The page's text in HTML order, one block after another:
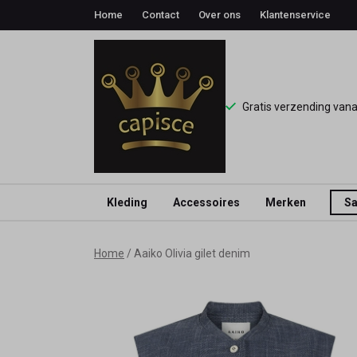
Home Contact Over ons Klantenservice
Gratis verzending
Kleding Accessoires Merken
AaikoHome Aaiko Olivia gilet denim